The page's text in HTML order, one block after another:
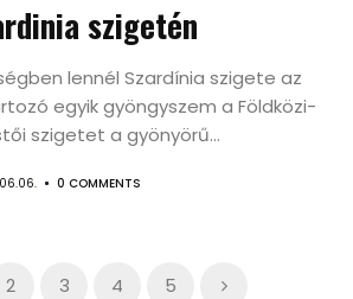
szigetén
lennél Szardínia szigete az
egyik gyöngyszem a Földközi-
szigetet a gyönyörű...
0 COMMENTS
2 3 4 5